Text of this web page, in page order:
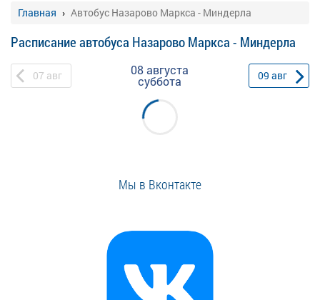
Главная Автобус Назарово Маркса - Миндерла
Расписание автобуса Назарово Маркса - Миндерла
07 авг 08 августа
суббота 09 авг
Мы в Вконтакте